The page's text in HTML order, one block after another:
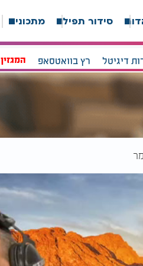
סידור תפילה מתכונים
דיגיטל רץ בוואטסאפ המגזין